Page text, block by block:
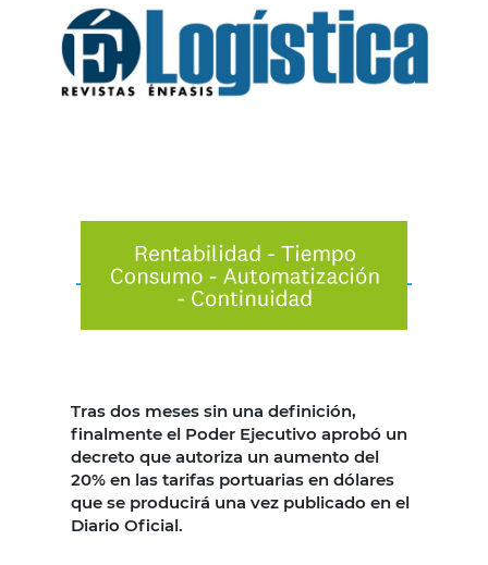
Tras dos meses sin una definición,
finalmente el Poder Ejecutivo aprobó un
decreto que autoriza un aumento del
20% en las tarifas portuarias en dólares
que se producirá una vez publicado en el
Diario Oficial.